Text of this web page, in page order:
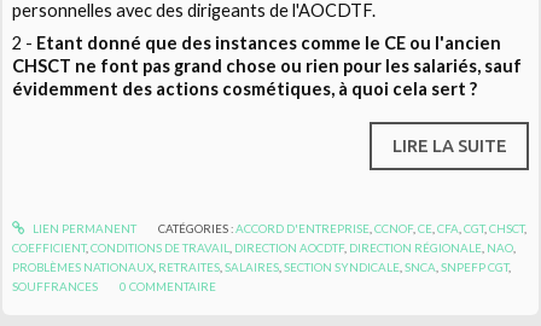
personnelles avec des dirigeants de l'AOCDTF.
2 - Etant donné que des instances comme le CE ou l'ancien
CHSCT ne font pas grand chose ou rien pour les salariés, sauf
évidemment des actions cosmétiques, à quoi cela sert ?
LIRE LA SUITE
LIEN PERMANENT CATÉGORIES :ACCORD D'ENTREPRISE, CCNOF, CE, CFA CGT,CHSCT,
COEFFICIENT,CONDITIONS DE TRAVAIL DIRECTION AOCDTF, DIRECTION RÉGIONALE NAO
PROBLÈMES NATIONAUX RETRAITES ,SALAIRES ,SECTION SYNDICALE ,SNCA ,SNPEFP CGT,
SOUFFRANCES
0 COMMENTAIRE